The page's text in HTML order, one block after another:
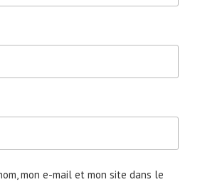
mon e-mail et mon site dans le